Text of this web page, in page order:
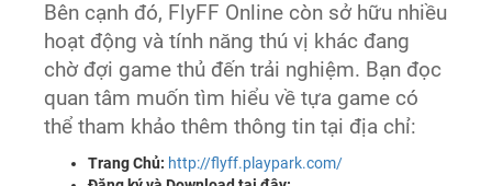
Bên cạnh đó, FlyFF Online còn sở hữu nhiều
hoạt động và tính năng thú vị khác đang
chờ đợi game thủ đến trải nghiệm. Bạn đọc
quan tâm muốn tìm hiểu về tựa game có
thể tham khảo thêm thông tin tại địa chỉ:
Trang Chủ: http://flyff.playpark.com/